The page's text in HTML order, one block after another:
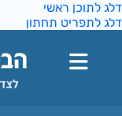
לתוכן ראשי
לתפריט תחתון